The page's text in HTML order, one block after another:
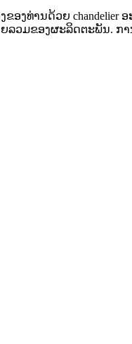
ອງທ່ານດ້ວຍ
ວມຂອງຜະລິດຕະພັນ. ກ